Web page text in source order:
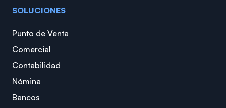
SOLUCIONES
Punto de Venta
Comercial
Contabilidad
Nómina
Bancos